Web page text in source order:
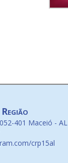
401 Maceió - AL
crp15al